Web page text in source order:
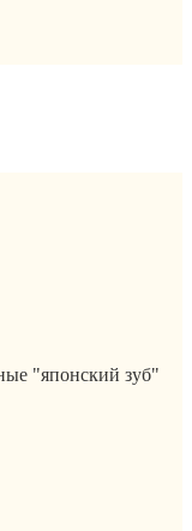
"японский зуб"